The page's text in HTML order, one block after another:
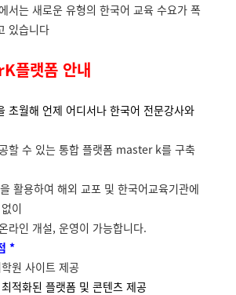
서는 새로운 유형의 한국어 교육 수요가 폭
있습니다
플랫폼 안내
초월해 언제 어디서나 한국어 전문강사와
할 수 있는 통합 플랫폼 master k를 구축
활용하여 해외 교포 및 한국어교육기관에
이
라인 개설, 운영이 가능합니다.
*
원 사이트 제공
적화된 플랫폼 및 콘텐츠 제공